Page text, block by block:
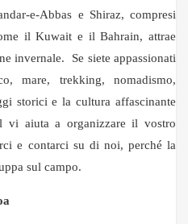
e-Abbas e Shiraz, compresi
il Kuwait e il Bahrain, attrae
invernale. Se siete appassionati
mare, trekking, nomadismo,
storici e la cultura affascinante
vi aiuta a organizzare il vostro
e contarci su di noi, perché la
sul campo.